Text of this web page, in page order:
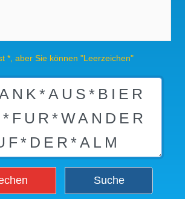
*, aber Sie können "Leerzeichen"
Suche